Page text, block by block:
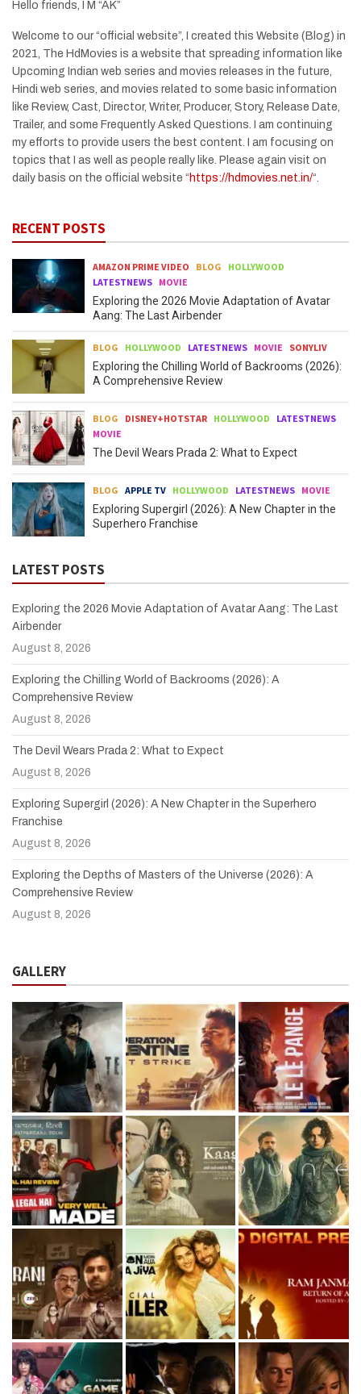
Hello friends, I M “AK”
Welcome to our “official website”, I created this Website (Blog) in
2021, The HdMovies is a website that spreading information like
Upcoming Indian web series and movies releases in the future,
Hindi web series, and movies related to some basic information
like Review, Cast, Director, Writer, Producer, Story, Release Date,
Trailer, and some Frequently Asked Questions. I am continuing
my efforts to provide users the best content. I am focusing on
topics that I as well as people really like. Please again visit on
daily basis on the official website “ https://hdmovies.net.in/“.
RECENT POSTS
AMAZON PRIME VIDEO BLOG
HOLLYWOOD
LATESTNEWS MOVIE
Exploring the 2026 Movie Adaptation of Avatar
Aang: The Last Airbender
BLOG HOLLYWOOD LATESTNEWS MOVIE SONYLIV
Exploring the Chilling World of Backrooms (2026):
A Comprehensive Review
BLOG DISNEY+HOTSTAR HOLLYWOOD
LATESTNEWS
MOVIE
The Devil Wears Prada 2: What to Expect
BLOG APPLE TV HOLLYWOOD LATESTNEWS MOVIE
Exploring Supergirl (2026): A New Chapter in the
Superhero Franchise
LATEST POSTS
Exploring the 2026 Movie Adaptation of Avatar Aang: The Last
Airbender
August 8, 2026
Exploring the Chilling World of Backrooms (2026): A
Comprehensive Review
August 8, 2026
The Devil Wears Prada 2: What to Expect
August 8, 2026
Exploring Supergirl (2026): A New Chapter in the Superhero
Franchise
August 8, 2026
Exploring the Depths of Masters of the Universe (2026): A
Comprehensive Review
August 8, 2026
GALLERY